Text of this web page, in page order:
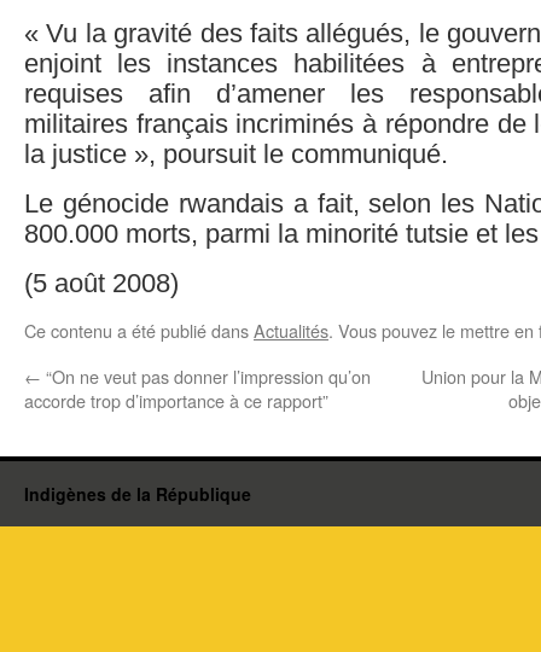
« Vu la gravité des faits allégués, le
enjoint les instances habilitées à
requises afin d’amener les
militaires français incriminés à répondre de
la justice », poursuit le communiqué.
Le génocide rwandais a fait, selon les
800.000 morts, parmi la minorité tutsie et
(5 août 2008)
Ce contenu a été publié dansActualités. Vous pouvez le mettre
← “On ne veut pas donner l’impression qu’on
accorde trop d’importance à ce rapport”
Union pour la
Indigènes de la République